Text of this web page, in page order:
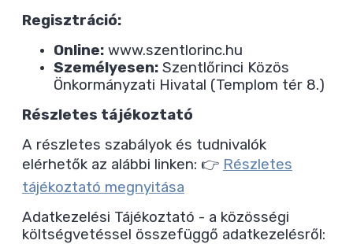
Regisztráció:
Online: www.szentlorinc.hu
Személyesen: Szentlőrinci Közös
Önkormányzati Hivatal (Templom tér 8.)
Részletes tájékoztató
A részletes szabályok és tudnivalók
elérhetők az alábbi linken: 👉 Részletes
tájékoztató megnyitása
Adatkezelési Tájékoztató - a közösségi
költségvetéssel összefüggő adatkezelésről: